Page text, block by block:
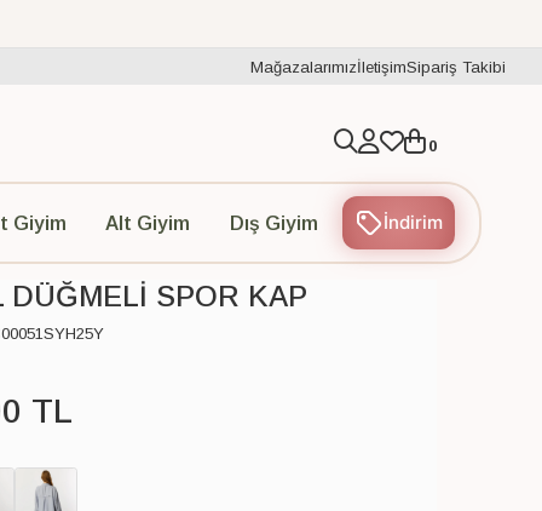
MağazalarımızİletişimSipariş Takibi
0
Giyim Alt Giyim Dış Giyim İndirim
DÜĞMELİ SPOR KAP
TL